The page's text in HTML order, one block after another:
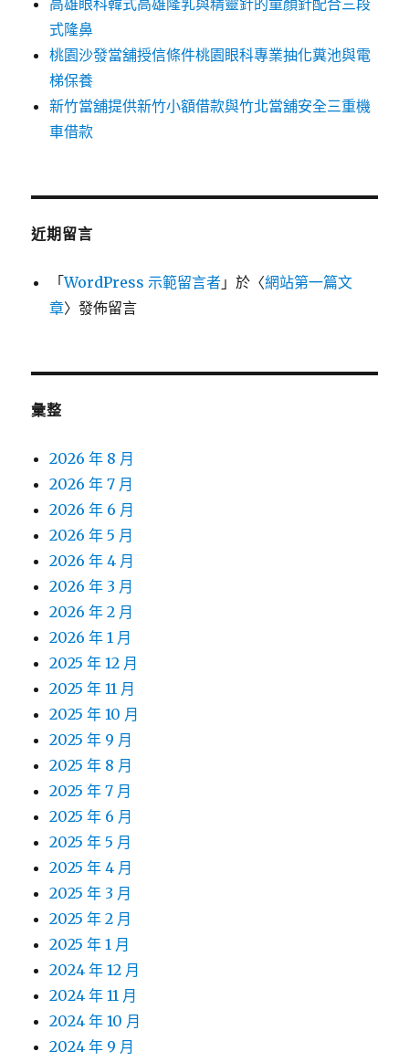
高雄眼科韓式高雄隆乳與精靈針的童顏針配合三段
式隆鼻
桃園沙發當舖授信條件桃園眼科專業抽化糞池與電
梯保養
新竹當舖提供新竹小額借款與竹北當舖安全三重機
車借款
近期留言
「WordPress 示範留言者 」於〈網站第一篇文
章〉發佈留言
彙整
2026 年 8 月
2026 年 7 月
2026 年 6 月
2026 年 5 月
2026 年 4 月
2026 年 3 月
2026 年 2 月
2026 年 1 月
2025 年 12 月
2025 年 11 月
2025 年 10 月
2025 年 9 月
2025 年 8 月
2025 年 7 月
2025 年 6 月
2025 年 5 月
2025 年 4 月
2025 年 3 月
2025 年 2 月
2025 年 1 月
2024 年 12 月
2024 年 11 月
2024 年 10 月
2024 年 9 月